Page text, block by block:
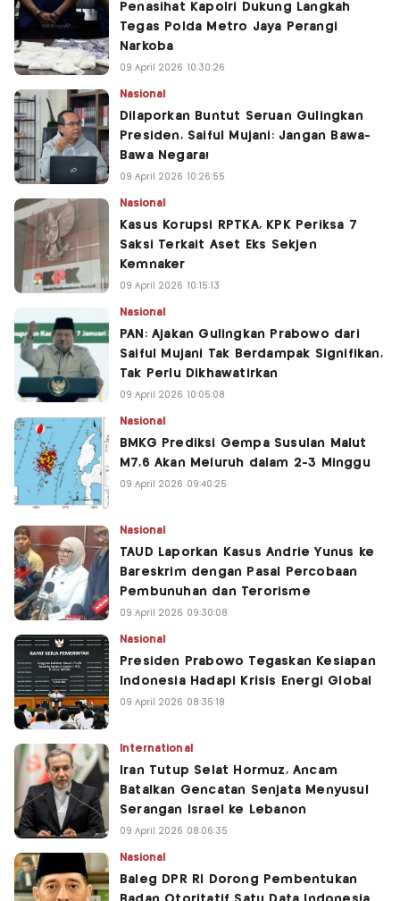
Penasihat Kapolri Dukung Langkah
Tegas Polda Metro Jaya Perangi
Narkoba
09 April 2026 10:30:26
Nasional
Dilaporkan Buntut Seruan Gulingkan
Presiden, Saiful Mujani: Jangan Bawa-
Bawa Negara!
09 April 2026 10:26:55
Nasional
Kasus Korupsi RPTKA, KPK Periksa 7
Saksi Terkait Aset Eks Sekjen
Kemnaker
09 April 2026 10:15:13
Nasional
PAN: Ajakan Gulingkan Prabowo dari
Saiful Mujani Tak Berdampak Signifikan,
Tak Perlu Dikhawatirkan
09 April 2026 10:05:08
Nasional
BMKG Prediksi Gempa Susulan Malut
M7,6 Akan Meluruh dalam 2-3 Minggu
09 April 2026 09:40:25
Nasional
TAUD Laporkan Kasus Andrie Yunus ke
Bareskrim dengan Pasal Percobaan
Pembunuhan dan Terorisme
09 April 2026 09:30:08
Nasional
Presiden Prabowo Tegaskan Kesiapan
Indonesia Hadapi Krisis Energi Global
09 April 2026 08:35:18
International
Iran Tutup Selat Hormuz, Ancam
Batalkan Gencatan Senjata Menyusul
Serangan Israel ke Lebanon
09 April 2026 08:06:35
Nasional
Baleg DPR RI Dorong Pembentukan